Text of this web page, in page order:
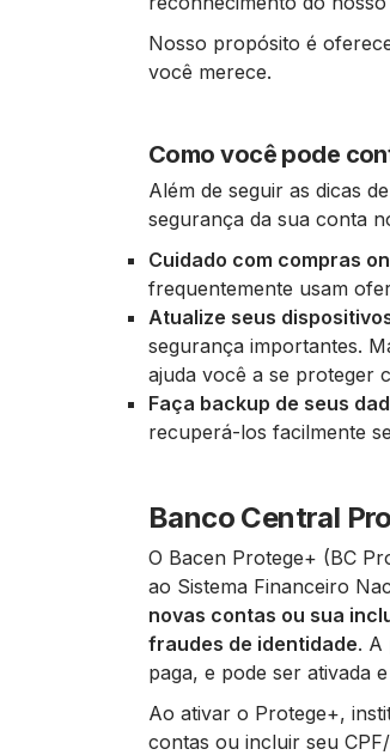
Nosso propósito é
você merece.
Como você pode
Além de seguir as dicas
segurança da sua conta
Cuidado com compras
frequentemente usam
Atualize seus
segurança importantes.
ajuda você a se proteger
Faça backup de seus
recuperá-los facilmente
Banco Central
O Bacen Protege+ (BC
ao Sistema Financeiro
novas contas ou sua
fraudes de identidade. A
paga, e pode ser ativada
Ao ativar o Protege+,
contas ou incluir seu